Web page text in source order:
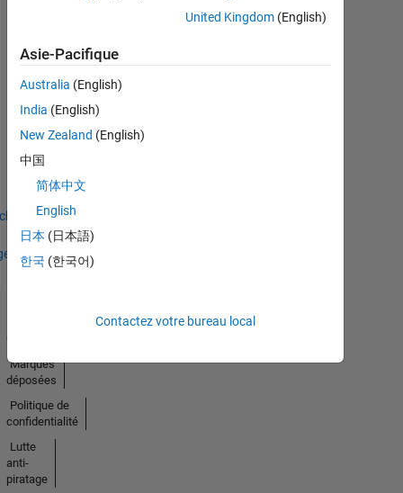
Thankful Level 1
18 Oct 2023
United Kingdom(English)
Asie-Pacifique
Australia (English)
India (English)
New Zealand (English)
中国
简体中文
English
日本 (日本語)
한국 (한국어)
Contactez votre bureau local
Marques
déposées
Politique de
confidentialité
Lutte
anti-
piratage